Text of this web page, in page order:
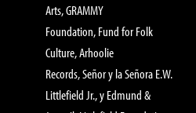
Arts, GRAMMY
Foundation, Fund for Folk
Culture, Arhoolie
Records, Señor y la Señora E.W.
Littlefield Jr., y Edmund &